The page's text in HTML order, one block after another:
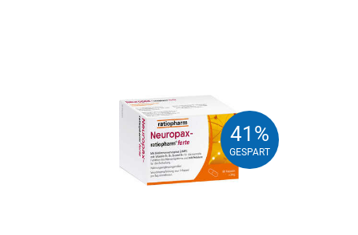
41%
GESPART
41%
GESPART